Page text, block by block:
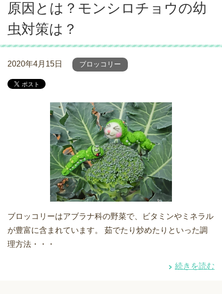
原因とは？モンシロチョウの幼
虫対策は？
2020年4月15日 ブロッコリー
ブロッコリーはアブラナ科の野菜で、ビタミンやミネラル
が豊富に含まれています。 茹でたり炒めたりといった調
理方法・・・
続きを読む